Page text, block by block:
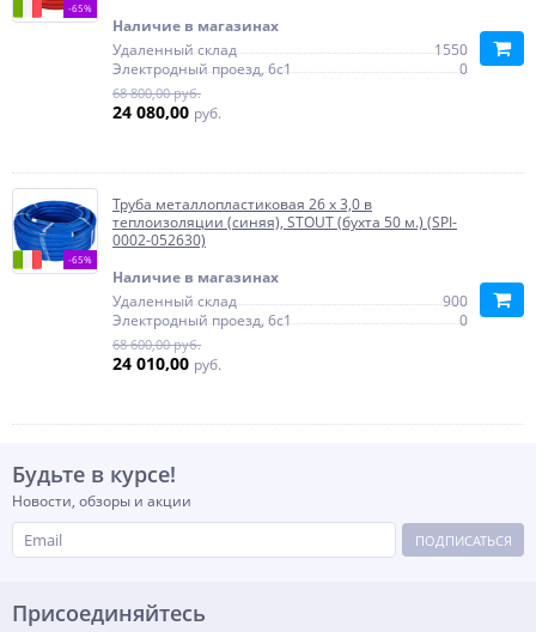
-65%
Наличие в магазинах
Удаленный склад
1550
Электродный проезд, 6с1
0
68 800,00 руб.
24 080,00 руб.
-65%
Труба металлопластиковая 26 х 3,0 в
теплоизоляции (синяя), STOUT (бухта 50 м.) (SPI-
0002-052630)
Наличие в магазинах
Удаленный склад
900
Электродный проезд, 6с1
0
68 600,00 руб.
24 010,00 руб.
Будьте в курсе!
Новости, обзоры и акции
ПОДПИСАТЬСЯ
Присоединяйтесь